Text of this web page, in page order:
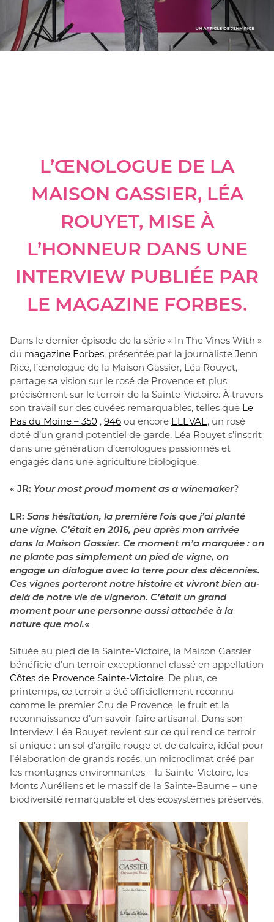
L’ŒNOLOGUE DE LA
MAISON GASSIER, LÉA
ROUYET, MISE À
L’HONNEUR DANS UNE
INTERVIEW PUBLIÉE PAR
LE MAGAZINE FORBES.
Dans le dernier épisode de la série « In The Vines With »
du magazine Forbes, présentée par la journaliste Jenn
Rice, l’œnologue de la Maison Gassier, Léa Rouyet,
partage sa vision sur le rosé de Provence et plus
précisément sur le terroir de la Sainte-Victoire. À travers
son travail sur des cuvées remarquables, telles que Le
Pas du Moine – 350 , 946 ou encore ELEVAE, un rosé
doté d’un grand potentiel de garde, Léa Rouyet s’inscrit
dans une génération d’œnologues passionnés et
engagés dans une agriculture biologique.
« JR: Your most proud moment as a winemaker?
LR: Sans hésitation, la première fois que j’ai planté
une vigne. C’était en 2016, peu après mon arrivée
dans la Maison Gassier. Ce moment m’a marquée : on
ne plante pas simplement un pied de vigne, on
engage un dialogue avec la terre pour des décennies.
Ces vignes porteront notre histoire et vivront bien au-
delà de notre vie de vigneron. C’était un grand
moment pour une personne aussi attachée à la
nature que moi.«
Située au pied de la Sainte-Victoire, la Maison Gassier
bénéficie d’un terroir exceptionnel classé en appellation
Côtes de Provence Sainte-Victoire. De plus, ce
printemps, ce terroir a été officiellement reconnu
comme le premier Cru de Provence, le fruit et la
reconnaissance d’un savoir-faire artisanal. Dans son
Interview, Léa Rouyet revient sur ce qui rend ce terroir
si unique : un sol d’argile rouge et de calcaire, idéal pour
l’élaboration de grands rosés, un microclimat créé par
les montagnes environnantes – la Sainte-Victoire, les
Monts Auréliens et le massif de la Sainte-Baume – une
biodiversité remarquable et des écosystèmes préservés.